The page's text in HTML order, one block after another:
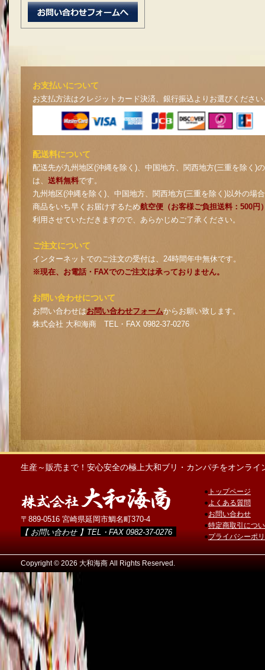
お支払いについて
お支払方法はクレジットカード決済、銀行振込よりお選びください
配送料について
配送先が九州地区(沖縄を除く)、中国地方、関西地方(三重を除く)
は、 送料無料です。
九州地区(沖縄を除く)、中国地方、関西地方(三重を除く)以外の場
商品をいち早くお届けするため航空便（お客様ご負担送料：500円
利用させていただきますので、あらかじめご了承ください。
ご注文について
インターネットでのご注文の受付は、24時間年中無休です。
※現在、お電話・FAXでのご注文は承っておりません。
お問い合わせについて
お問い合わせはお問い合わせフォームからお願い致します。
株式会社 大和海商 TEL・FAX 0982-37-0276
生産～販売まで！安心安全の極上大和ブリ・カンパチをオンライ
〒889-0516 宮崎県延岡市鯛名町370-4
【 お問い合わせ 】TEL・FAX 0982-37-0276
● トップページ
● よくある質問
●お問い合わせ
●特定商取引につ
●プライバシーポ
Copyright © 2026 大和海商 All Rights Reserved.